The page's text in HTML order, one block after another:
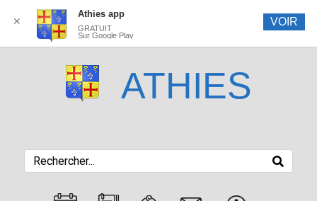
ATHIES
✕
Athies app
GRATUIT
Sur Google Play
VOIR